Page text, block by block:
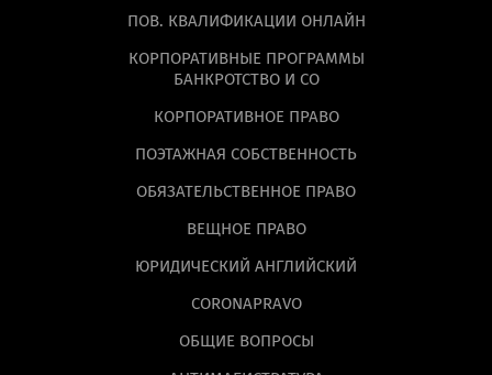
ПОВ. КВАЛИФИКАЦИИ ОНЛАЙН
КОРПОРАТИВНЫЕ ПРОГРАММЫ
БАНКРОТСТВО И СО
КОРПОРАТИВНОЕ ПРАВО
ПОЭТАЖНАЯ СОБСТВЕННОСТЬ
ОБЯЗАТЕЛЬСТВЕННОЕ ПРАВО
ВЕЩНОЕ ПРАВО
ЮРИДИЧЕСКИЙ АНГЛИЙСКИЙ
CORONAPRAVO
ОБЩИЕ ВОПРОСЫ